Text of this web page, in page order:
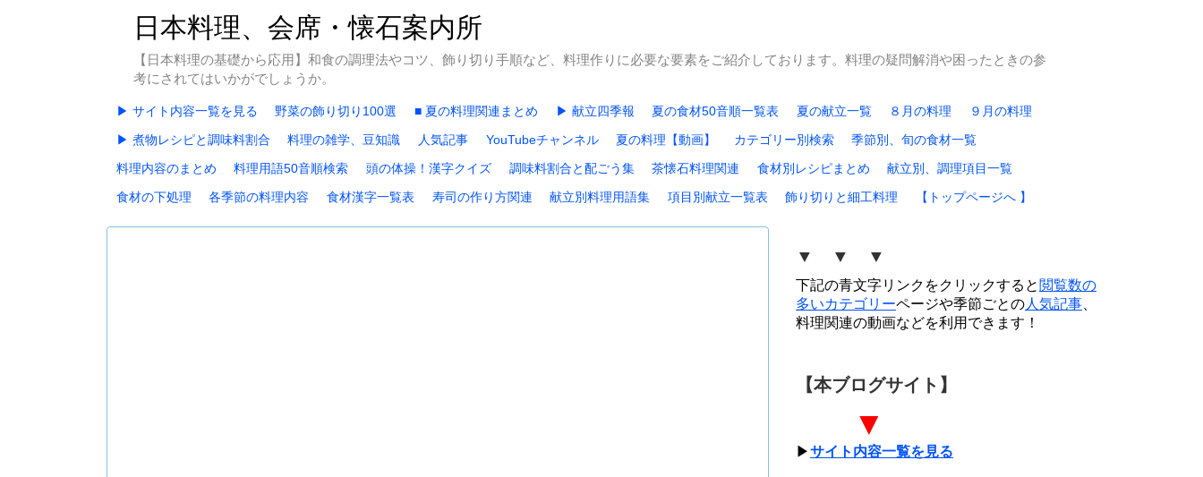
日本料理、会席・懐石案内所
【日本料理の基礎から応用】和食の調理法やコツ、飾り切り手順など、料理作りに必要な要素をご紹介しております。料理の疑問解消や困ったときの参
考にされてはいかがでしょうか。
▶ サイト内容一覧を見る 野菜の飾り切り100選 ■ 夏の料理関連まとめ ▶ 献立四季報 夏の食材50音順一覧表 夏の献立一覧 ８月の料理
９月の料理
▶ 煮物レシピと調味料割合
料理の雑学、豆知識 人気記事 YouTubeチャンネル 夏の料理【動画】 カテゴリー別検索
季節別、旬の食材一覧
料理内容のまとめ
料理用語50音順検索 頭の体操！漢字クイズ 調味料割合と配ごう集 茶懐石料理関連 食材別レシピまとめ
献立別、調理項目一覧
食材の下処理
各季節の料理内容 食材漢字一覧表 寿司の作り方関連 献立別料理用語集 項目別献立一覧表 飾り切りと細工料理 【トップページへ 】
▼ ▼ ▼
下記の青文字リンクをクリックすると 閲覧数の
多いカテゴリーページや季節ごとの人気記事
料理関連の動画などを利用できます！
【本ブログサイト】
▼
▶サイト内容一覧を見る